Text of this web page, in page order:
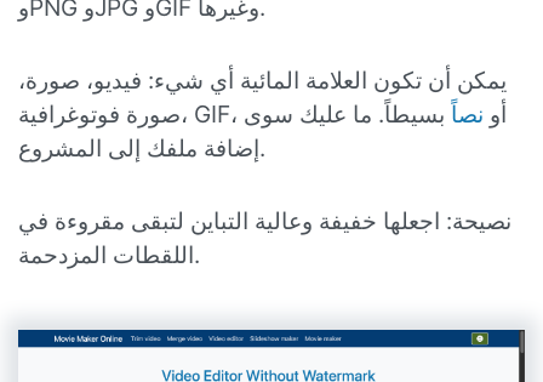
وPNG وJPG وGIF وغيرها.
يمكن أن تكون العلامة المائية أي شيء: فيديو، صورة،
صورة فوتوغرافية، GIF، أو نصاً بسيطاً. ما عليك سوى
إضافة ملفك إلى المشروع.
نصيحة: اجعلها خفيفة وعالية التباين لتبقى مقروءة في
اللقطات المزدحمة.